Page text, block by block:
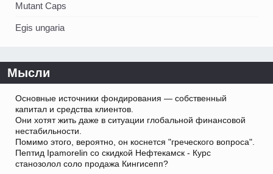
Mutant Caps
Egis ungaria
Мысли
Основные источники фондирования — собственный
капитал и средства клиентов.
Они хотят жить даже в ситуации глобальной финансовой
нестабильности.
Помимо этого, вероятно, он коснется "греческого вопроса".
Пептид Ipamorelin со скидкой Нефтекамск - Курс
станозолол соло продажа Кингисепп?